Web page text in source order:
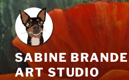
Zum
Inhalt
springen
SABINE
ART STUDIO